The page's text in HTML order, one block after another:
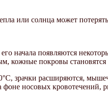
или солнца может
начала появляются
кожные покровы
зрачки расширяются,
фоне носовых